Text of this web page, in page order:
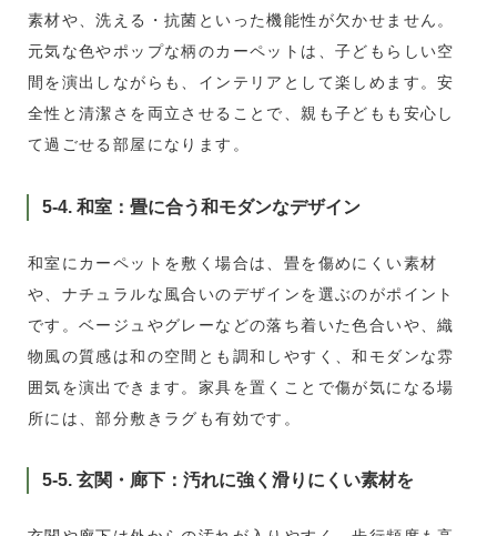
素材や、洗える・抗菌といった機能性が欠かせません。
元気な色やポップな柄のカーペットは、子どもらしい空
間を演出しながらも、インテリアとして楽しめます。安
全性と清潔さを両立させることで、親も子どもも安心し
て過ごせる部屋になります。
5-4. 和室：畳に合う和モダンなデザイン
和室にカーペットを敷く場合は、畳を傷めにくい素材
や、ナチュラルな風合いのデザインを選ぶのがポイント
です。ベージュやグレーなどの落ち着いた色合いや、織
物風の質感は和の空間とも調和しやすく、和モダンな雰
囲気を演出できます。家具を置くことで傷が気になる場
所には、部分敷きラグも有効です。
5-5. 玄関・廊下：汚れに強く滑りにくい素材を